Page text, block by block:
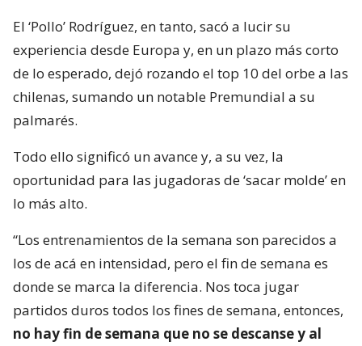
El ‘Pollo’ Rodríguez, en tanto, sacó a lucir su
experiencia desde Europa y, en un plazo más corto
de lo esperado, dejó rozando el top 10 del orbe a las
chilenas, sumando un notable Premundial a su
palmarés.
Todo ello significó un avance y, a su vez, la
oportunidad para las jugadoras de ‘sacar molde’ en
lo más alto.
“Los entrenamientos de la semana son parecidos a
los de acá en intensidad, pero el fin de semana es
donde se marca la diferencia. Nos toca jugar
partidos duros todos los fines de semana, entonces,
no hay fin de semana que no se descanse y al